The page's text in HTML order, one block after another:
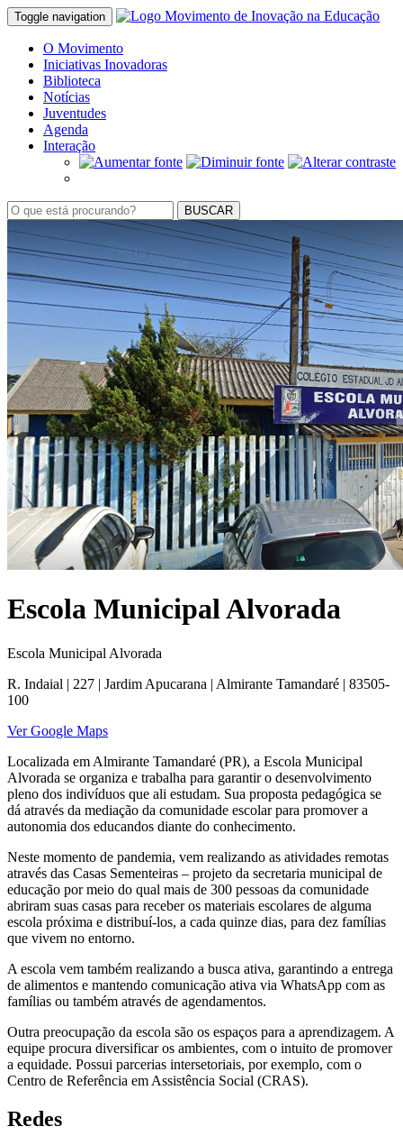
Toggle navigation
O Movimento
Iniciativas Inovadoras
Biblioteca
Notícias
Juventudes
Agenda
Interação
BUSCAR
Escola Municipal Alvorada
Escola Municipal Alvorada
R. Indaial | 227 | Jardim Apucarana | Almirante Tamandaré | 83505-
100
Ver Google Maps
Localizada em Almirante Tamandaré (PR), a Escola Municipal
Alvorada se organiza e trabalha para garantir o desenvolvimento
pleno dos indivíduos que ali estudam. Sua proposta pedagógica se
dá através da mediação da comunidade escolar para promover a
autonomia dos educandos diante do conhecimento.
Neste momento de pandemia, vem realizando as atividades remotas
através das Casas Sementeiras – projeto da secretaria municipal de
educação por meio do qual mais de 300 pessoas da comunidade
abriram suas casas para receber os materiais escolares de alguma
escola próxima e distribuí-los, a cada quinze dias, para dez famílias
que vivem no entorno.
A escola vem também realizando a busca ativa, garantindo a entrega
de alimentos e mantendo comunicação ativa via WhatsApp com as
famílias ou também através de agendamentos.
Outra preocupação da escola são os espaços para a aprendizagem. A
equipe procura diversificar os ambientes, com o intuito de promover
a equidade. Possui parcerias intersetoriais, por exemplo, com o
Centro de Referência em Assistência Social (CRAS).
Redes